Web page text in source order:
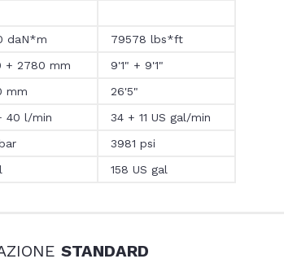
daN*m
79578 lbs*ft
+ 2780 mm
9'1" + 9'1"
mm
26'5"
40 l/min
34 + 11 US gal/min
3981 psi
158 US gal
STANDARD